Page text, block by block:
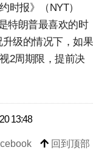
时报》（NYT）
特朗普最喜欢的时
级的情况下，如果
2周期限，提前决
13:48
回到顶部